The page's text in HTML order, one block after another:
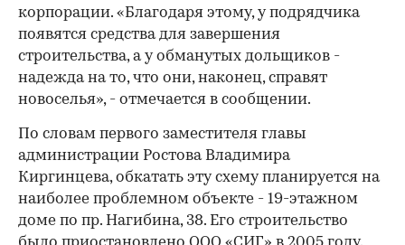
корпорации. «Благодаря этому, у подрядчика
появятся средства для завершения
строительства, а у обманутых дольщиков -
надежда на то, что они, наконец, справят
новоселья», - отмечается в сообщении.
По словам первого заместителя главы
администрации Ростова Владимира
Киргинцева, обкатать эту схему планируется на
наиболее проблемном объекте - 19-этажном
доме по пр. Нагибина, 38. Его строительство